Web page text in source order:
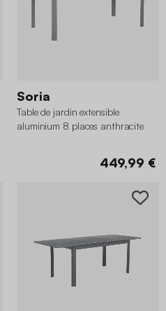
Soria
Table de jardin extensible
aluminium 8 places anthracite
449,99 €